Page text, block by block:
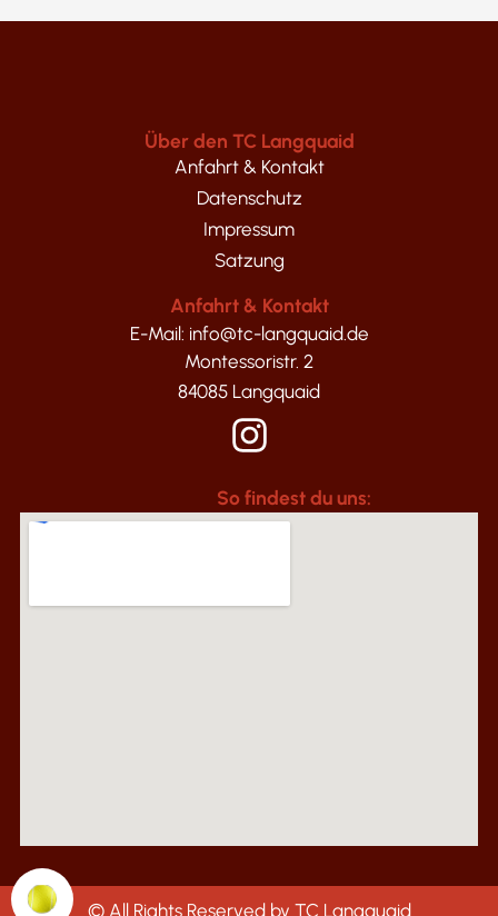
Über den TC Langquaid
Anfahrt & Kontakt
Datenschutz
Impressum
Satzung
Anfahrt & Kontakt
E-Mail: info@tc-langquaid.de
Montessoristr. 2
84085 Langquaid
So findest du uns:
© All Rights Reserved by TC Langquaid